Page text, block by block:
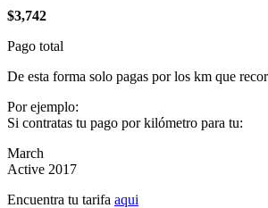
$3,742
Pago total
De esta forma solo pagas por los km que
Por ejemplo:
Si contratas tu pago por kilómetro para tu:
March
Active 2017
Encuentra tu tarifa aqui